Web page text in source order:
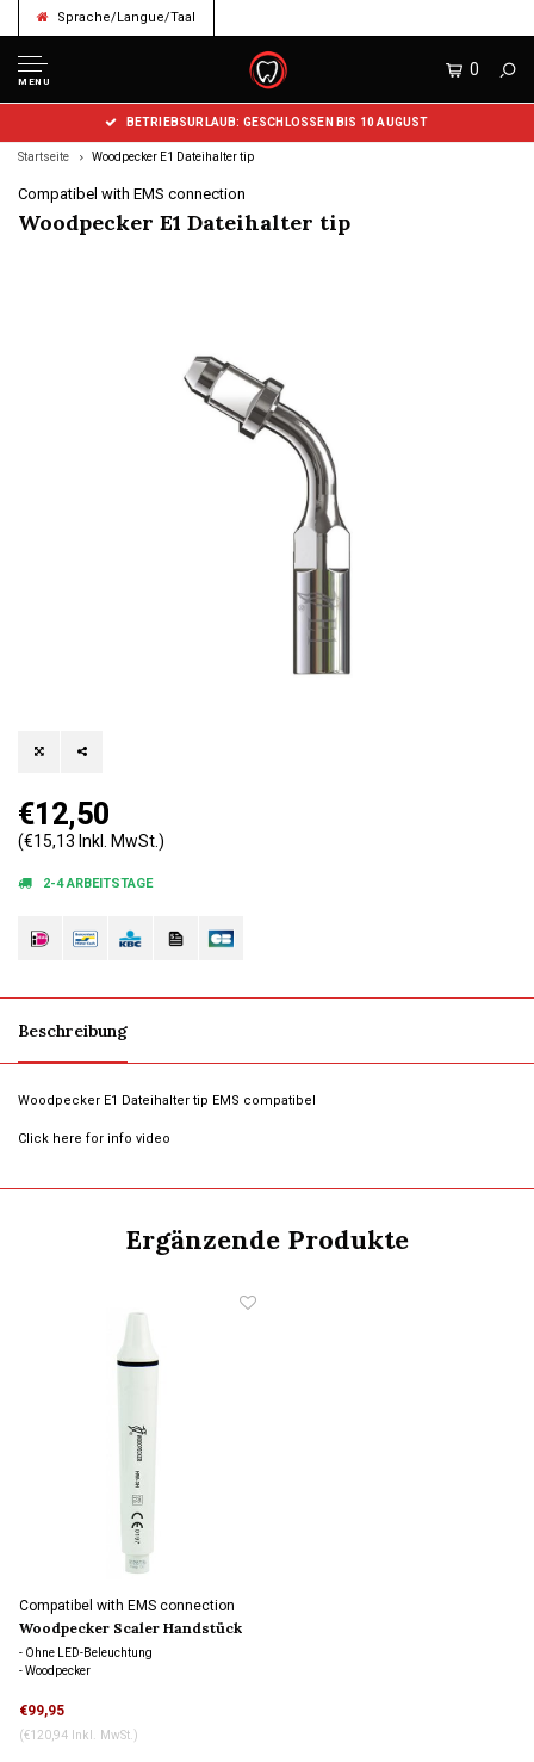
Sprache/Langue/Taal
MENU
0
BETRIEBSURLAUB: GESCHLOSSEN BIS 10 AUGUST
Startseite Woodpecker E1 Dateihalter tip
Compatibel with EMS connection
Woodpecker E1 Dateihalter tip
€12,50
(€15,13 Inkl. MwSt.)
2-4 ARBEITSTAGE
Beschreibung
Woodpecker E1 Dateihalter tip EMS compatibel
Click here for info video
Ergänzende Produkte
Compatibel with EMS connection
Woodpecker Scaler Handstück
HW-3H
- Ohne LED-Beleuchtung
- Woodpecker
€99,95
(€120,94 Inkl. MwSt.)